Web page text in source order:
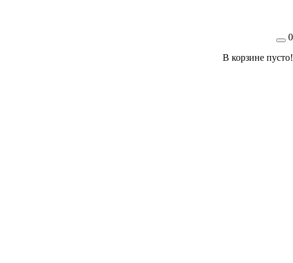
0
В корзине пусто!